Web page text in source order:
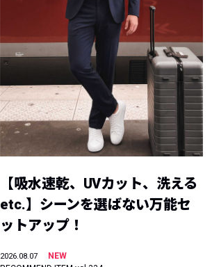
【吸水速乾、UVカット、洗える
etc.】シーンを選ばない万能セ
ットアップ！
2026.08.07
NEW